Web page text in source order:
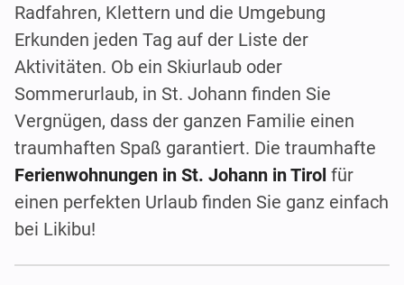
Radfahren, Klettern und die Umgebung
Erkunden jeden Tag auf der Liste der
Aktivitäten. Ob ein Skiurlaub oder
Sommerurlaub, in St. Johann finden Sie
Vergnügen, dass der ganzen Familie einen
traumhaften Spaß garantiert. Die traumhafte
Ferienwohnungen in St. Johann in Tirol für
einen perfekten Urlaub finden Sie ganz einfach
bei Likibu!